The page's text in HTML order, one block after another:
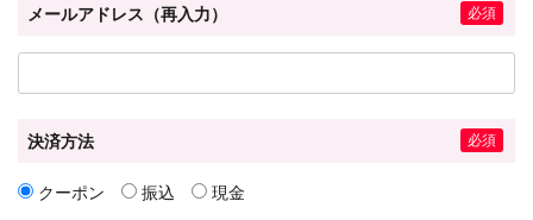
メールアドレス（再入力）
決済方法
クーポン 振込 現金